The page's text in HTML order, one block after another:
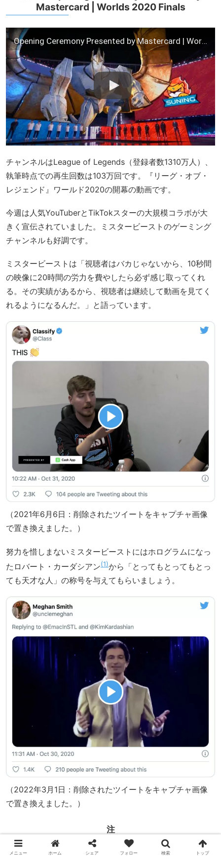
Mastercard | Worlds 2020 Finals
Opening Ceremony Presented by Mastercard | Worlds 2020 Finals
チャンネルはLeague of Legends（登録者数1310万人）、
執筆時点での再生回数は103万回です。『リーグ・オブ・
レジェンド』ワールド2020の開幕の動画です。
今週は人気YouTuberとTikTokスターの大規模コラボが大
きく宣伝されていました。ミスタービーストのゲーミング
チャンネルも好調です。
ミスタービーストは「視聴者はバカじゃないから、10秒間
の映像に20時間の労力を費やしたら必ず感じ取ってくれ
る。その実績があるから、視聴者は継続して動画を見てく
れるようになるんだ。」と語っています。
（2021年6月6日：削除されたツイートをキャプチャ画像
で置き換えました。）
努力を惜しまないミスタービーストにはホログラムになっ
たロバート・カーダシアン 1 から「とってもとってもとっ
ても天才な人」の称号を与えてもらいましょう。
（2022年3月1日：削除されたツイートをキャプチャ画像
で置き換えました。）
注
ロバート・カーダシアンはご存じキム・カーダシアン
メニュー ホーム シェア フォロー 検索 トップ